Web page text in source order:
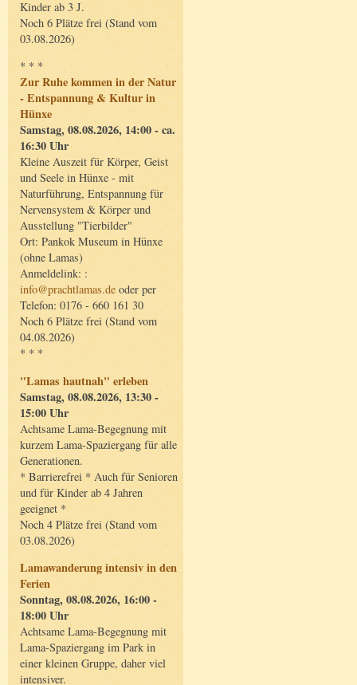
Kinder ab 3 J.
Noch 6 Plätze frei (Stand vom
03.08.2026)
* * *
Zur Ruhe kommen in der Natur
- Entspannung & Kultur in
Hünxe
Samstag, 08.08.2026, 14:00 - ca.
16:30 Uhr
Kleine Auszeit für Körper, Geist
und Seele in Hünxe - mit
Naturführung, Entspannung für
Nervensystem & Körper und
Ausstellung "Tierbilder"
Ort: Pankok Museum in Hünxe
(ohne Lamas)
Anmeldelink: :
info@prachtlamas.de oder per
Telefon: 0176 - 660 161 30
Noch 6 Plätze frei (Stand vom
04.08.2026)
* * *
"Lamas hautnah" erleben
Samstag, 08.08.2026, 13:30 -
15:00 Uhr
Achtsame Lama-Begegnung mit
kurzem Lama-Spaziergang für alle
Generationen.
* Barrierefrei * Auch für Senioren
und für Kinder ab 4 Jahren
geeignet *
Noch 4 Plätze frei (Stand vom
03.08.2026)
Lamawanderung intensiv in den
Ferien
Sonntag, 08.08.2026, 16:00 -
18:00 Uhr
Achtsame Lama-Begegnung mit
Lama-Spaziergang im Park in
einer kleinen Gruppe, daher viel
intensiver.